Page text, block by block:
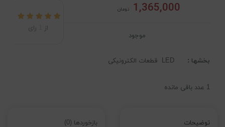
1,365,000 تومان
موجود
از رای
بخشها : LED قطعات الکترونیکی
1 عدد باقی مانده
توضیحات بازخوردها (0)